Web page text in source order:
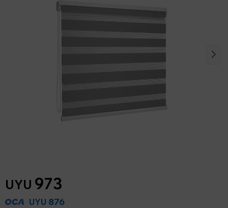
UYU 973
UYU 876